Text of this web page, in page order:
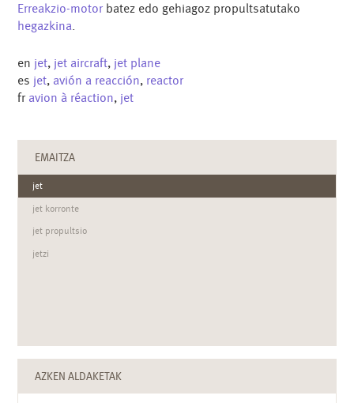
Erreakzio-motor batez edo gehiagoz propultsatutako
hegazkina
en jet, jet aircraft, jet plane
es jet, avión a reacción, reactor
fr avion à réaction, jet
EMAITZA
jet
jet korronte
jet propultsio
jetzi
AZKEN ALDAKETAK